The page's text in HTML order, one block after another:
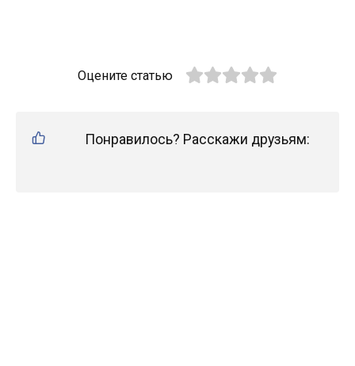
Оцените статью
Понравилось? Расскажи друзьям: